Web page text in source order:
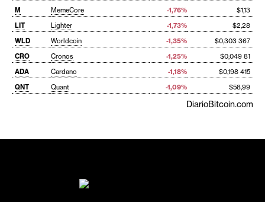
M
MemeCore -1,76%
$1,13
LIT
Lighter -1,73%
$2,28
WLD
Worldcoin -1,35%
$0,303 367
CRO
Cronos -1,25%
$0,049 81
ADA
Cardano -1,18%
$0,198 415
QNT
Quant -1,09% $58,99
DiarioBitcoin.com